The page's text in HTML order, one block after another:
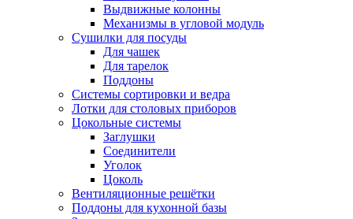
Выдвижные колонны
Механизмы в угловой модуль
Сушилки для посуды
Для чашек
Для тарелок
Поддоны
Системы сортировки и ведра
Лотки для столовых приборов
Цокольные системы
Заглушки
Соединители
Уголок
Цоколь
Вентиляционные решётки
Поддоны для кухонной базы